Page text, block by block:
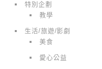
特別企劃
教學
生活/旅遊/影劇
美食
愛心公益